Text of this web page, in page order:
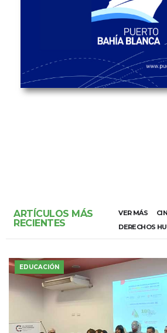
ARTÍCULOS MÁS
RECIENTES
VER MÁS
DERECHOS
EDUCACIÓN